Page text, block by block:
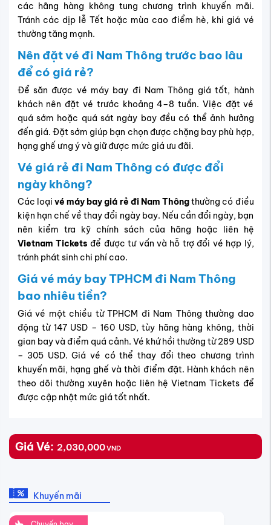
các hãng hàng không tung chương trình khuyến mãi.
Tránh các dịp lễ Tết hoặc mùa cao điểm hè, khi giá vé
thường tăng mạnh.
Nên đặt vé đi Nam Thông trước bao lâu
để có giá rẻ?
Để săn được vé máy bay đi Nam Thông giá tốt, hành
khách nên đặt vé trước khoảng 4–8 tuần. Việc đặt vé
quá sớm hoặc quá sát ngày bay đều có thể ảnh hưởng
đến giá. Đặt sớm giúp bạn chọn được chặng bay phù hợp,
hạng ghế ưng ý và giữ được mức giá ưu đãi.
Vé giá rẻ đi Nam Thông có được đổi
ngày không?
Các loại vé máy bay giá rẻ đi Nam Thôngthường có điều
kiện hạn chế về thay đổi ngày bay. Nếu cần đổi ngày, bạn
nên kiểm tra kỹ chính sách của hãng hoặc liên hệ
Vietnam Tickets để được tư vấn và hỗ trợ đổi vé hợp lý,
tránh phát sinh chi phí cao.
Giá vé máy bay TPHCM đi Nam Thông
bao nhiêu tiền?
Giá vé một chiều từ TPHCM đi Nam Thông thường dao
động từ 147 USD – 160 USD, tùy hãng hàng không, thời
gian bay và điểm quá cảnh. Vé khứ hồi thường từ 289 USD
– 305 USD. Giá vé có thể thay đổi theo chương trình
khuyến mãi, hạng ghế và thời điểm đặt. Hành khách nên
theo dõi thường xuyên hoặc liên hệ Vietnam Tickets để
được cập nhật mức giá tốt nhất.
Giá Vé: 2,030,000VND
Khuyến mãi